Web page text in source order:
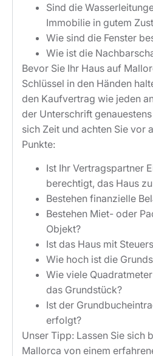
Sind die
Immobilie in gutem
Wie sind die Fenster
Wie ist die
Bevor Sie Ihr Haus auf
Schlüssel in den Händen
den Kaufvertrag wie jeden
der Unterschrift
sich Zeit und achten Sie vor
Punkte:
Ist Ihr Vertragspartner
berechtigt, das Haus
Bestehen finanzielle
Bestehen Miet- oder
Objekt?
Ist das Haus mit
Wie hoch ist die
Wie viele
das Grundstück?
Ist der
erfolgt?
Unser Tipp: Lassen Sie sich
Mallorca von einem